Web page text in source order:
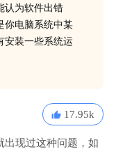
认为软件出错
你电脑系统中某
安装一些系统运
17.95k
出现过这种问题，如